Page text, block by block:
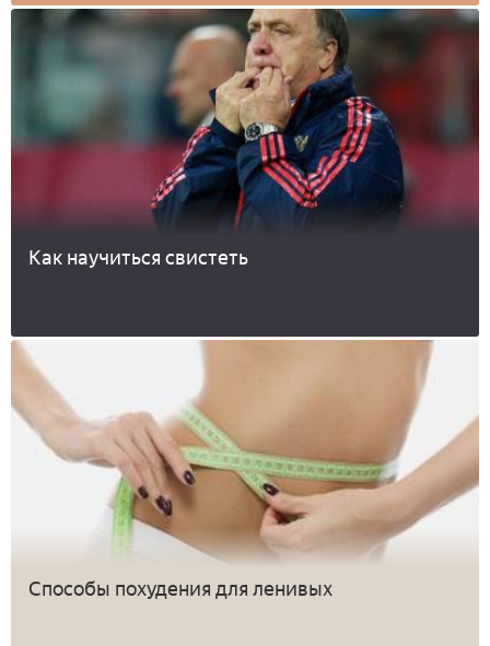
Как научиться свистеть
Способы похудения для ленивых